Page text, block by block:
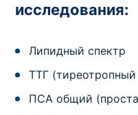
исследования:
Липидный спектр
ТТГ
ПСА общий